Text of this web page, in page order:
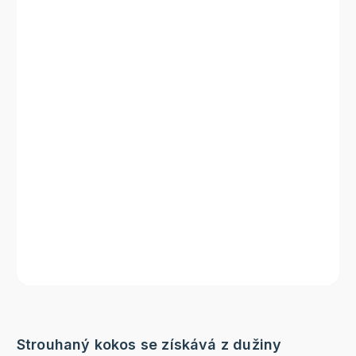
Strouhaný kokos se získává z dužiny